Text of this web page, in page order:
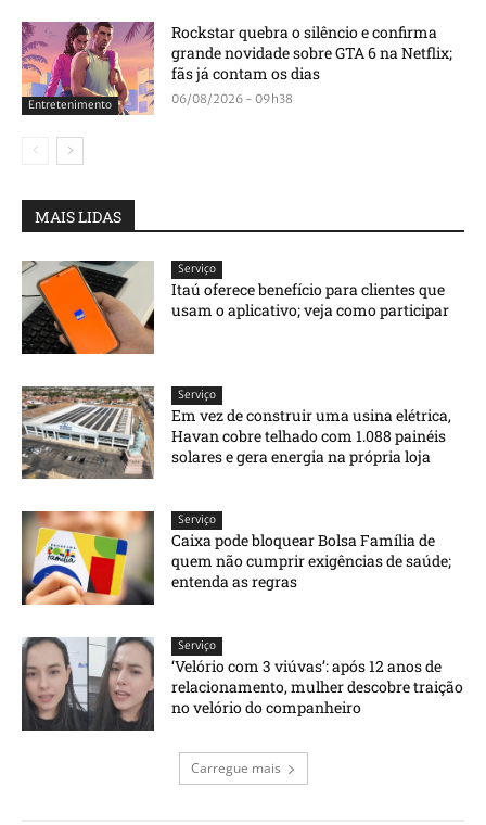
Entretenimento
Rockstar quebra o silêncio e confirma
grande novidade sobre GTA 6 na Netflix;
fãs já contam os dias
06/08/2026 - 09h38
MAIS LIDAS
Serviço
Itaú oferece benefício para clientes que
usam o aplicativo; veja como participar
Serviço
Em vez de construir uma usina elétrica,
Havan cobre telhado com 1.088 painéis
solares e gera energia na própria loja
Serviço
Caixa pode bloquear Bolsa Família de
quem não cumprir exigências de saúde;
entenda as regras
Serviço
‘Velório com 3 viúvas’: após 12 anos de
relacionamento, mulher descobre traição
no velório do companheiro
Carregue mais